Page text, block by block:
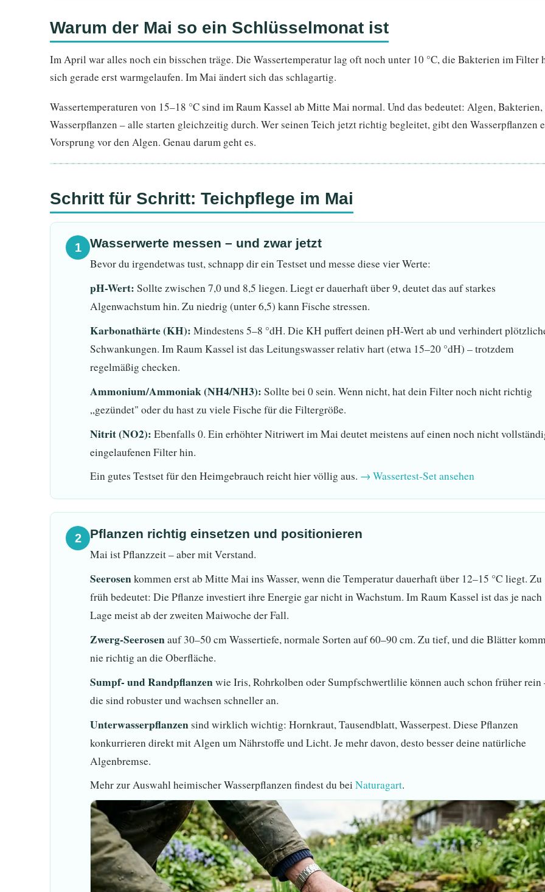
Warum der Mai so ein Schlüsselmonat ist
Im April war alles noch ein bisschen träge. Die Wassertemperatur lag oft noch unter 10 °C, die Bakterien im Filter
sich gerade erst warmgelaufen. Im Mai ändert sich das schlagartig.
Wassertemperaturen von 15–18 °C sind im Raum Kassel ab Mitte Mai normal. Und das bedeutet: Algen, Bakterien,
Wasserpflanzen – alle starten gleichzeitig durch. Wer seinen Teich jetzt richtig begleitet, gibt den Wasserpflanzen
Vorsprung vor den Algen. Genau darum geht es.
Schritt für Schritt: Teichpflege im Mai
1
Wasserwerte messen – und zwar jetzt
Bevor du irgendetwas tust, schnapp dir ein Testset und messe diese vier Werte:
pH-Wert: Sollte zwischen 7,0 und 8,5 liegen. Liegt er dauerhaft über 9, deutet das auf starkes
Algenwachstum hin. Zu niedrig (unter 6,5) kann Fische stressen.
Karbonathärte (KH): Mindestens 5–8 °dH. Die KH puffert deinen pH-Wert ab und verhindert
Schwankungen. Im Raum Kassel ist das Leitungswasser relativ hart (etwa 15–20 °dH) – trotzdem
regelmäßig checken.
Ammonium/Ammoniak (NH4/NH3): Sollte bei 0 sein. Wenn nicht, hat dein Filter noch nicht richtig
„gezündet" oder du hast zu viele Fische für die Filtergröße.
Nitrit (NO2): Ebenfalls 0. Ein erhöhter Nitriwert im Mai deutet meistens auf einen noch nicht
eingelaufenen Filter hin.
Ein gutes Testset für den Heimgebrauch reicht hier völlig aus. → Wassertest-Set ansehen
2
Pflanzen richtig einsetzen und positionieren
Mai ist Pflanzzeit – aber mit Verstand.
Seerosenkommen erst ab Mitte Mai ins Wasser, wenn die Temperatur dauerhaft über 12–15 °C liegt. Zu
früh bedeutet: Die Pflanze investiert ihre Energie gar nicht in Wachstum. Im Raum Kassel ist das je nach
Lage meist ab der zweiten Maiwoche der Fall.
Zwerg-Seerosenauf 30–50 cm Wassertiefe, normale Sorten auf 60–90 cm. Zu tief, und die Blätter
nie richtig an die Oberfläche.
Sumpf- und Randpflanzenwie Iris, Rohrkolben oder Sumpfschwertlilie können auch schon früher rein
die sind robuster und wachsen schneller an.
Unterwasserpflanzen sind wirklich wichtig: Hornkraut, Tausendblatt, Wasserpest. Diese Pflanzen
konkurrieren direkt mit Algen um Nährstoffe und Licht. Je mehr davon, desto besser deine natürliche
Algenbremse.
Mehr zur Auswahl heimischer Wasserpflanzen findest du beiNaturagart.